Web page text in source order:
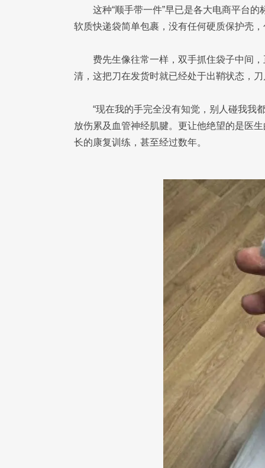
这种“顺手带一件”早已是各大电商平台
软质快递袋简单包裹，没有任何硬质保护壳
费先生像往常一样，双手抓住袋子中间
清，这把刀在发货时就已经处于出鞘状态，
“现在我的手完全没有知觉，别人碰我我
放伤累及血管神经肌腱。更让他绝望的是医
长的康复训练，甚至经过数年。